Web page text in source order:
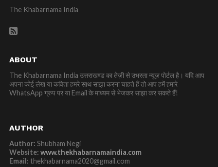
The Khabarnama India
ABOUT
The Khabarnama India उत्तराखण्ड का तेज़ी से उभरता न्यूज़ पोर्टल है। यदि आप
अपना कोई लेख या कविता हमरे साथ साझा करना चाहते हैं तो आप हमें हमारे
WhatsApp ग्रुप पर या Email के माध्यम से भेजकर साझा कर सकते हैं!
AUTHOR
Author: Shubham Negi
Website: www.thekhabarnamaindia.com
Email: thekhabarnama2020@gmail.com